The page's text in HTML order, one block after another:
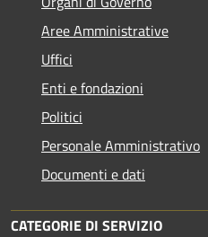
Aree Amministrative
Uffici
Enti e fondazioni
Politici
Personale Amministrativo
Documenti e dati
CATEGORIE DI SERVIZIO